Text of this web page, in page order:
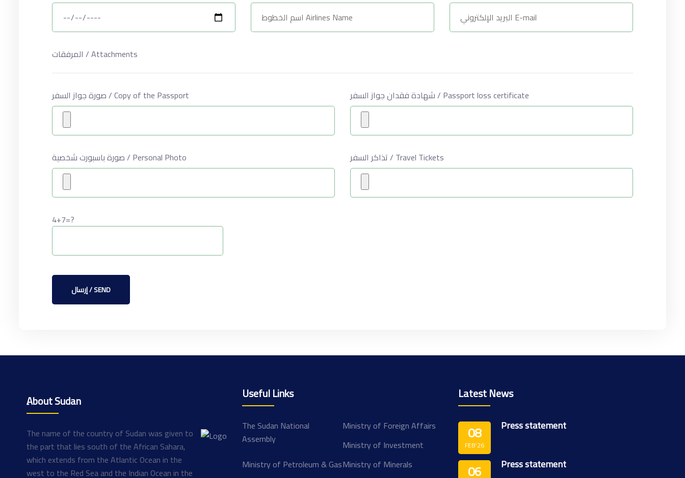
المرفقات / Attachments
صورة جواز السفر / Copy of the Passport شهادة فقدان جواز السفر / Passport loss certificate
صورة باسبورت شخصية / Personal Photo تذاكر السفر / Travel Tickets
4+7=?
إرسال / SEND
ِAbout Sudan
The name of the country of Sudan was given to
the part that lies south of the African Sahara,
which extends from the Atlantic Ocean in the
west to the Red Sea and the Indian Ocean in the
Useful Links
The Sudan National
Assembly
Ministry of Foreign Affairs
Ministry of Investment
Ministry of Petroleum & GasMinistry of Minerals
Latest News
08
FEB’26
Press statement
06 Press statement